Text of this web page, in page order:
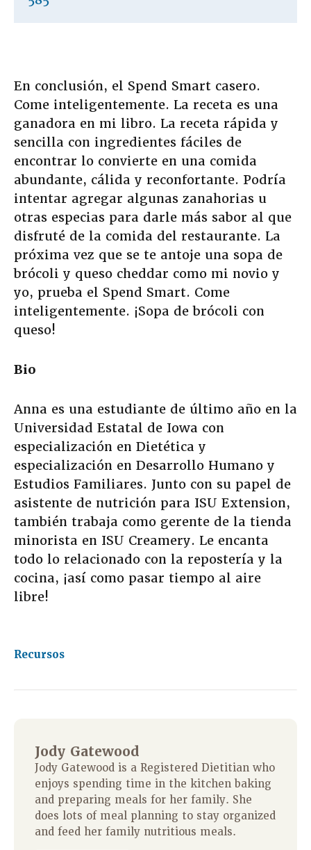
En conclusión, el Spend Smart casero.
Come inteligentemente. La receta es una
ganadora en mi libro. La receta rápida y
sencilla con ingredientes fáciles de
encontrar lo convierte en una comida
abundante, cálida y reconfortante. Podría
intentar agregar algunas zanahorias u
otras especias para darle más sabor al que
disfruté de la comida del restaurante. La
próxima vez que se te antoje una sopa de
brócoli y queso cheddar como mi novio y
yo, prueba el Spend Smart. Come
inteligentemente. ¡Sopa de brócoli con
queso!
Bio
Anna es una estudiante de último año en la
Universidad Estatal de Iowa con
especialización en Dietética y
especialización en Desarrollo Humano y
Estudios Familiares. Junto con su papel de
asistente de nutrición para ISU Extension,
también trabaja como gerente de la tienda
minorista en ISU Creamery. Le encanta
todo lo relacionado con la repostería y la
cocina, ¡así como pasar tiempo al aire
libre!
Recursos
Jody Gatewood
Jody Gatewood is a Registered Dietitian who
enjoys spending time in the kitchen baking
and preparing meals for her family. She
does lots of meal planning to stay organized
and feed her family nutritious meals.